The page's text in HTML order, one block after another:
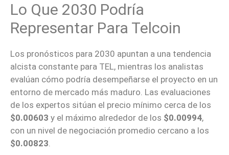
Lo Que 2030 Podría
Representar Para Telcoin
Los pronósticos para 2030 apuntan a una tendencia
alcista constante para TEL, mientras los analistas
evalúan cómo podría desempeñarse el proyecto en un
entorno de mercado más maduro. Las evaluaciones
de los expertos sitúan el precio mínimo cerca de los
$0.00603 y el máximo alrededor de los $0.00994,
con un nivel de negociación promedio cercano a los
$0.00823.